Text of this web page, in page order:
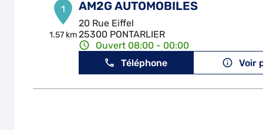
1
1.57 km
AM2G AUTOMOBILES
20 Rue Eiffel
25300 PONTARLIER
Ouvert 08:00 - 00:00
Téléphone
Voir